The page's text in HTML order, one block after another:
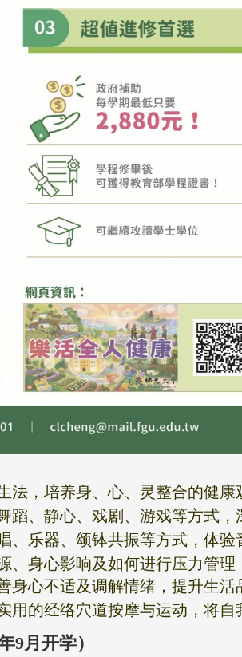
法，培养身、心、灵整合的健康
蹈、静心、戏剧、游戏等方式，
、乐器、颂钵共振等方式，体验
身心影响及如何进行压力管理
身心不适及调解情绪，提升生活
用的经络穴道按摩与运动，将自
9月开学）